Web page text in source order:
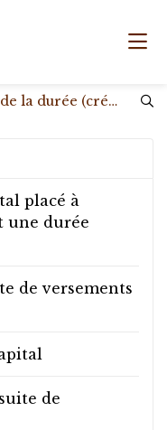
Calcul de la durée (crédit-bail)
placé à
une durée
de versements
de